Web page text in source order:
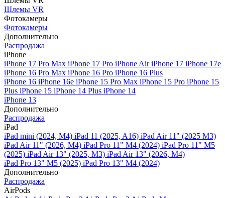
Шлемы VR
Фотокамеры
Фотокамеры
Дополнительно
Распродажа
iPhone
iPhone 17 Pro Max iPhone 17 Pro iPhone AiriPhone 17 iPhone 17e
iPhone 16 Pro Max iPhone 16 Pro iPhone 16 Plus
iPhone 16 iPhone 16e iPhone 15 Pro Max iPhone 15 Pro iPhone 15
Plus iPhone 15 iPhone 14 Plus iPhone 14
iPhone 13
Дополнительно
Распродажа
iPad
iPad mini (2024, M4) iPad 11 (2025, A16) iPad Air 11" (2025 M3)
iPad Air 11" (2026, M4) iPad Pro 11" M4 (2024) iPad Pro 11" M5
(2025) iPad Air 13" (2025, M3) iPad Air 13" (2026, M4)
iPad Pro 13" M5 (2025) iPad Pro 13" M4 (2024)
Дополнительно
Распродажа
AirPods